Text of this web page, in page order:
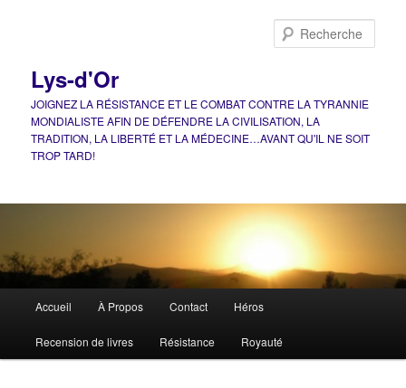
Lys-d'Or
JOIGNEZ LA RÉSISTANCE ET LE COMBAT CONTRE LA TYRANNIE
MONDIALISTE AFIN DE DÉFENDRE LA CIVILISATION, LA
TRADITION, LA LIBERTÉ ET LA MÉDECINE…AVANT QU'IL NE SOIT
TROP TARD!
principal
Accueil À Propos Contact Héros
Recension de livres Résistance Royauté